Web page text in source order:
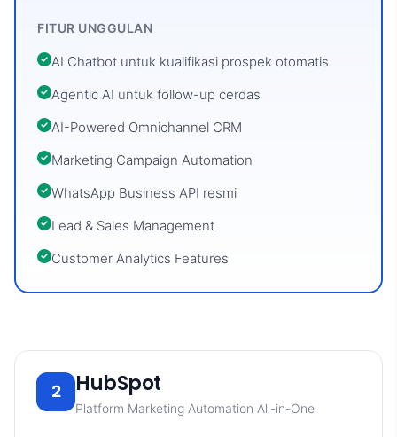
FITUR UNGGULAN
AI Chatbot untuk kualifikasi prospek otomatis
Agentic AI untuk follow-up cerdas
AI-Powered Omnichannel CRM
Marketing Campaign Automation
WhatsApp Business API resmi
Lead & Sales Management
Customer Analytics Features
2 HubSpot
Platform Marketing Automation All-in-One